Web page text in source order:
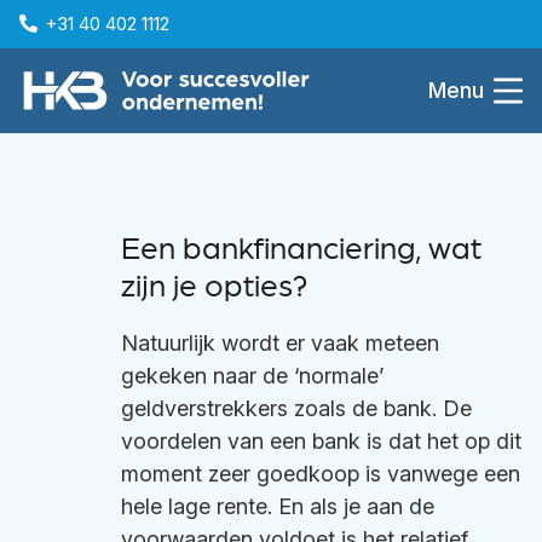
+31 40 402 1112
Menu
Een bankfinanciering, wat
zijn je opties?
Natuurlijk wordt er vaak meteen
gekeken naar de ‘normale’
geldverstrekkers zoals de bank. De
voordelen van een bank is dat het op dit
moment zeer goedkoop is vanwege een
hele lage rente. En als je aan de